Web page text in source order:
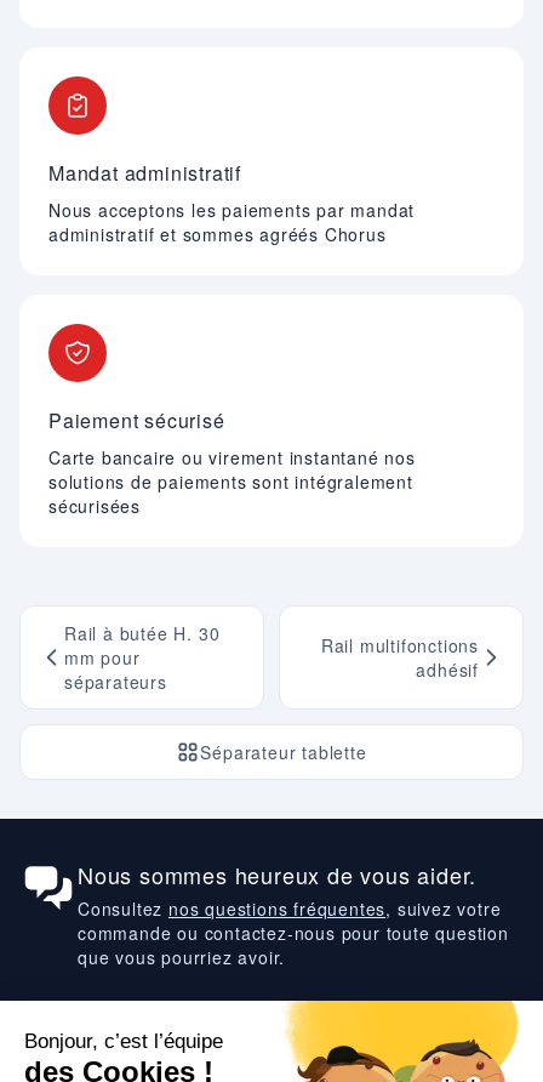
Mandat administratif
Nous acceptons les paiements par mandat
administratif et sommes agréés Chorus
Paiement sécurisé
Carte bancaire ou virement instantané nos
solutions de paiements sont intégralement
sécurisées
Rail à butée H. 30
mm pour
séparateurs
Séparateur tablette
Rail multifonctions
adhésif
Nous sommes heureux de vous aider.
Consultez nos questions fréquentes, suivez votre
commande ou contactez-nous pour toute question
que vous pourriez avoir.
Suivez-nous